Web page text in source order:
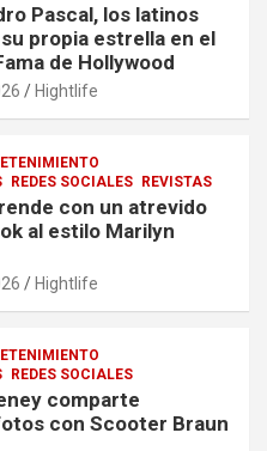
Pascal, los latinos
propia estrella en el
de Hollywood
Hightlife
REDES SOCIALES REVISTAS
con un atrevido
al estilo Marilyn
Hightlife
REDES SOCIALES
comparte
con Scooter Braun